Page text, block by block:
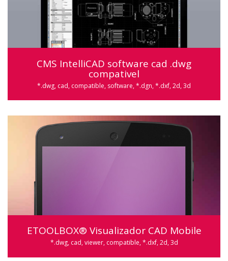
CMS IntelliCAD software cad .dwg
compativel
*.dwg, cad, compatible, software, *.dgn, *.dxf, 2d, 3d
ETOOLBOX® Visualizador CAD Mobile
*.dwg, cad, viewer, compatible, *.dxf, 2d, 3d